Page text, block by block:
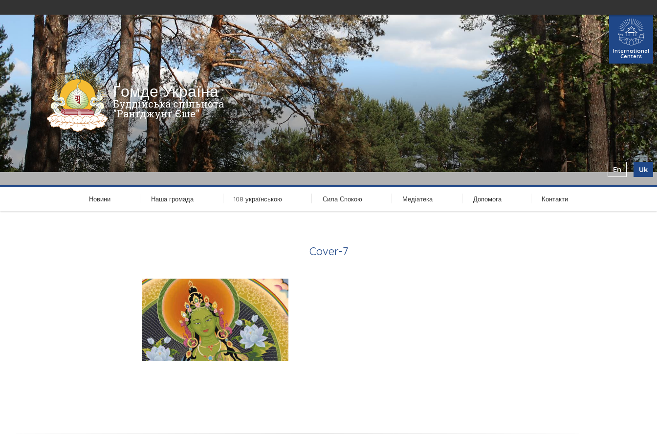
International
Centers
Ґомде Україна
Буддійська спільнота
"Ранґджунґ Єше"
En Uk
Новини Наша громада 108 українською Сила Спокою Медіатека Допомога Контакти
Cover-7